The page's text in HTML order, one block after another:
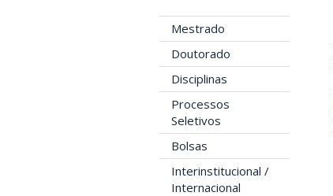
Mestrado
Doutorado
Disciplinas
Processos
Seletivos
Bolsas
Interinstitucional /
Internacional